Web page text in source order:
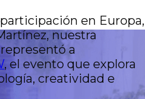
en Europa,
nuestra
a
, el evento que explora
creatividad e